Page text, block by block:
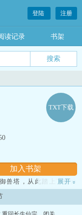
登陆 注册
读记录 书架
加入书架
TXT下载
兽塔，从此踏上了修仙
巨龙、踏破荒古龙城、
、万宝楼、天外天……都
臣服！我要这地，以我
展开 »